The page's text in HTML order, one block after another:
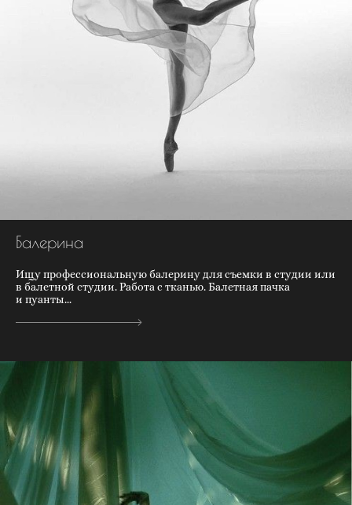
Балерина
Ищу профессиональную балерину для съемки в студии или
в балетной студии. Работа с тканью. Балетная пачка
и пуанты...